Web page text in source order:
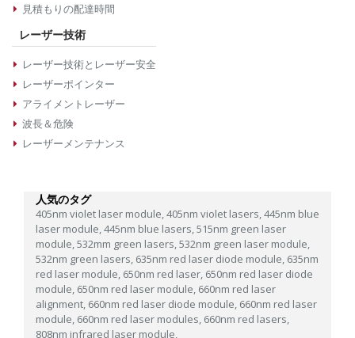
見積もりの配達時間
レーザー技術
レーザー技術とレーザー安全
レーザーポインター
アライメントレーザー
波長＆危険
レーザーメンテナンス
人気のタグ
405nm violet laser module,405nm violet lasers,445nm blue
laser module,445nm blue lasers,515nm green laser
module,532mm green lasers,532nm green laser module,
532nm green lasers, 635nm red laser diode module, 635nm
red laser module, 650nm red laser, 650nm red laser diode
module, 650nm red laser module, 660nm red laser
alignment, 660nm red laser diode module, 660nm red laser
module, 660nm red laser modules, 660nm red lasers,
808nm infrared laser module,